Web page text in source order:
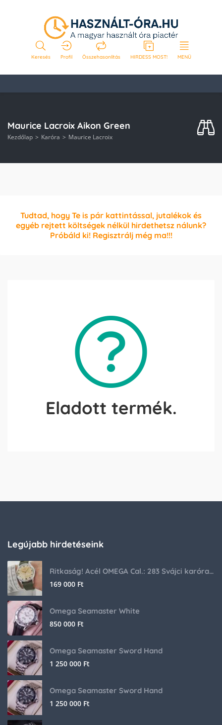
Keresés Profil Összehasonlítás HIRDESS MOST! MENÜ
Maurice Lacroix Aikon Green
Kezdőlap Karóra Maurice Lacroix
Tudtad, hogy Te is pár kattintással, jutalékok és
egyéb rejtett költségek nélkül hirdethetsz nálunk?
Próbáld ki! Regisztrálj még ma!!!
Eladott termék.
Legújabb hirdetéseink
Ritkaság! Acél OMEGA Cal.: 283 Svájci karóra 1953-ból!
169 000 Ft
Omega Seamaster White
850 000 Ft
Omega Seamaster Sword Hand
1 250 000 Ft
Omega Seamaster Sword Hand
1 250 000 Ft